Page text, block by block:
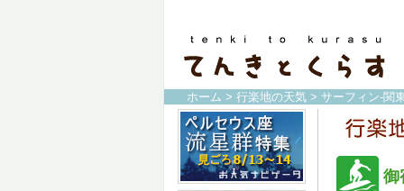
ホーム > 行楽地の天気 > サーフィン-関
御